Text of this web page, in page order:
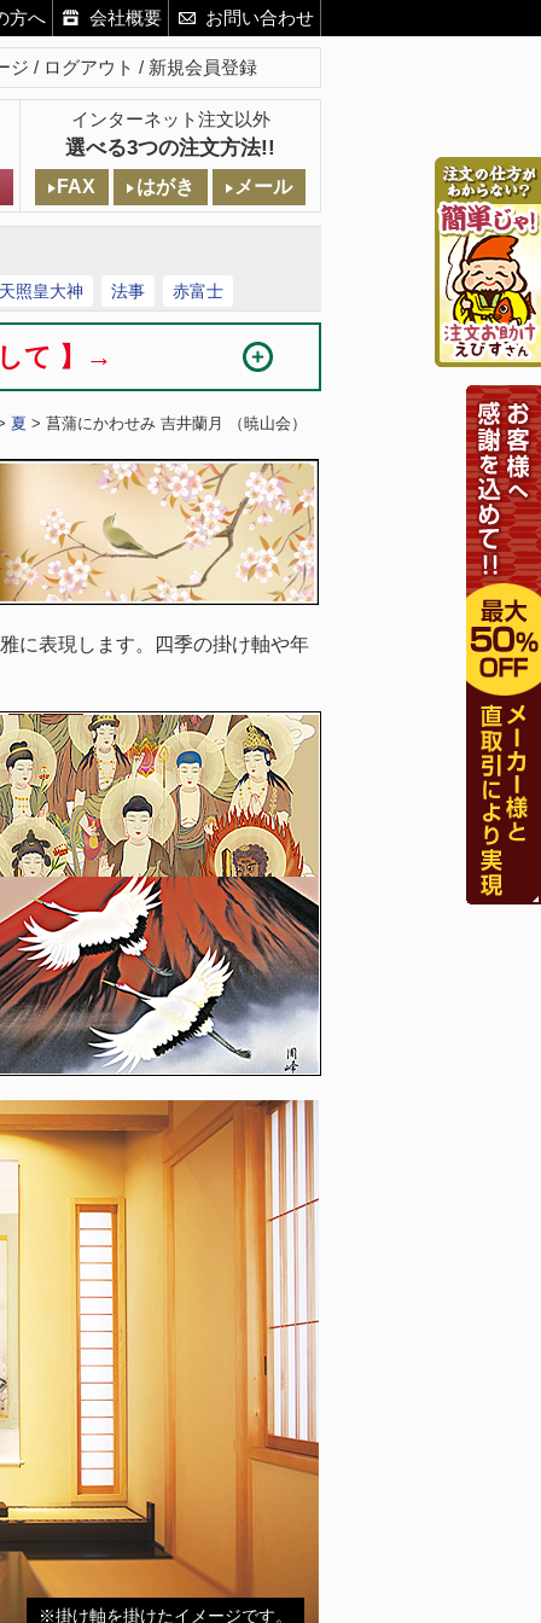
方へ 会社概要 お問い合わせ
ジ ログアウト 新規会員登録
インターネット注文以外
選べる3つの注文方法!!
FAX はがき メール
照皇大神 法事 赤富士
して 】→
夏 > 菖蒲にかわせみ 吉井蘭月 （暁山会）
に表現します。四季の掛け軸や年
※掛け軸を掛けたイメージです。